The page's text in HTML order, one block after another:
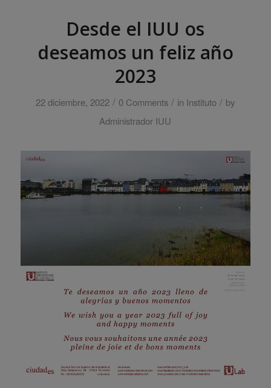
Desde el IUU os
deseamos un feliz año
2023
22 diciembre, 2022 / 0 Comments / in Instituto / by
Administrador IUU